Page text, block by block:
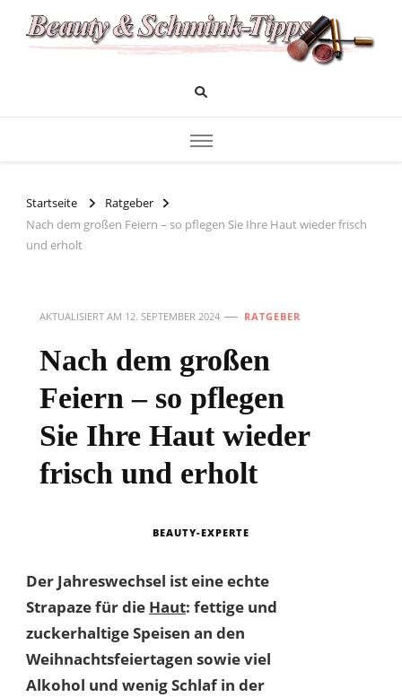
Beauty und Schminktipps
Startseite
Ratgeber
Nach dem großen Feiern – so pflegen Sie Ihre Haut wieder frisch
und erholt
AKTUALISIERT AM 12. SEPTEMBER 2024 RATGEBER
Nach dem großen
Feiern – so pflegen
Sie Ihre Haut wieder
frisch und erholt
BEAUTY-EXPERTE
Der Jahreswechsel ist eine echte
Strapaze für die Haut: fettige und
zuckerhaltige Speisen an den
Weihnachtsfeiertagen sowie viel
Alkohol und wenig Schlaf in der